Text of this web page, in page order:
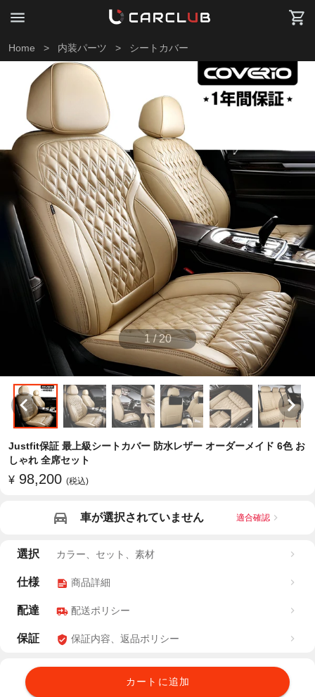
Home > 内装パーツ > シートカバー
1 / 20
Justfit保証 最上級シートカバー 防水レザー オーダーメイド 6色 お
しゃれ 全席セット
¥ 98,200 (税込)
車が選択されていません 適合確認
選択 カラー、セット、素材
仕様 商品詳細
配達 配送ポリシー
保証 保証内容、返品ポリシー
カートに追加